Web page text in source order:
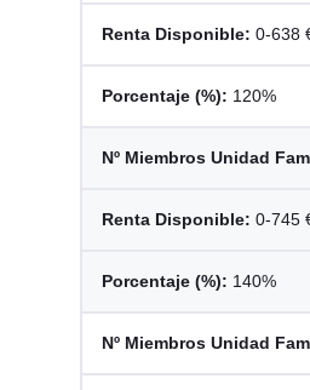
0-638
120%
0-745
140%